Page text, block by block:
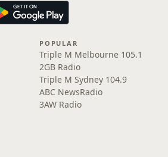
POPULAR
Triple M Melbourne 105.1
2GB Radio
Triple M Sydney 104.9
ABC NewsRadio
3AW Radio